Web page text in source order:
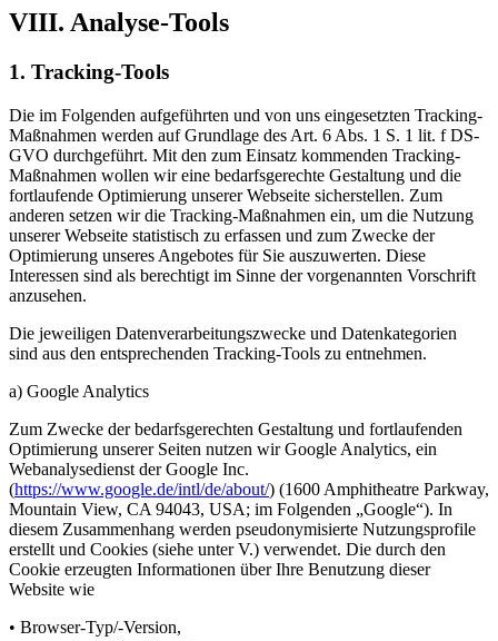
VIII. Analyse-Tools
1. Tracking-Tools
Die im Folgenden aufgeführten und von uns eingesetzten Tracking-
Maßnahmen werden auf Grundlage des Art. 6 Abs. 1 S. 1 lit. f DS-
GVO durchgeführt. Mit den zum Einsatz kommenden Tracking-
Maßnahmen wollen wir eine bedarfsgerechte Gestaltung und die
fortlaufende Optimierung unserer Webseite sicherstellen. Zum
anderen setzen wir die Tracking-Maßnahmen ein, um die Nutzung
unserer Webseite statistisch zu erfassen und zum Zwecke der
Optimierung unseres Angebotes für Sie auszuwerten. Diese
Interessen sind als berechtigt im Sinne der vorgenannten Vorschrift
anzusehen.
Die jeweiligen Datenverarbeitungszwecke und Datenkategorien
sind aus den entsprechenden Tracking-Tools zu entnehmen.
a) Google Analytics
Zum Zwecke der bedarfsgerechten Gestaltung und fortlaufenden
Optimierung unserer Seiten nutzen wir Google Analytics, ein
Webanalysedienst der Google Inc.
(https://www.google.de/intl/de/about/) (1600 Amphitheatre Parkway,
Mountain View, CA 94043, USA; im Folgenden „Google“). In
diesem Zusammenhang werden pseudonymisierte Nutzungsprofile
erstellt und Cookies (siehe unter V.) verwendet. Die durch den
Cookie erzeugten Informationen über Ihre Benutzung dieser
Website wie
• Browser-Typ/-Version,